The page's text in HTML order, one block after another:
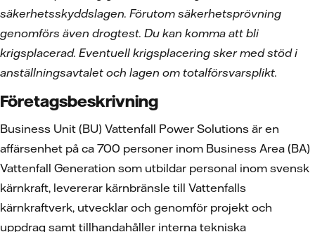
säkerhetsskyddslagen. Förutom säkerhetsprövning
genomförs även drogtest. Du kan komma att bli
krigsplacerad. Eventuell krigsplacering sker med stöd i
anställningsavtalet och lagen om totalförsvarsplikt.
Företagsbeskrivning
Business Unit (BU) Vattenfall Power Solutions är en
affärsenhet på ca 700 personer inom Business Area (BA)
Vattenfall Generation som utbildar personal inom svensk
kärnkraft, levererar kärnbränsle till Vattenfalls
kärnkraftverk, utvecklar och genomför projekt och
uppdrag samt tillhandahåller interna tekniska